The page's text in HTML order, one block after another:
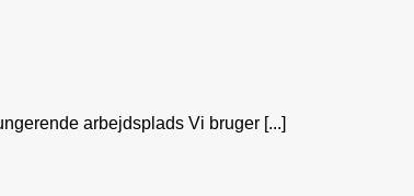
arbejdsplads Vi bruger [...]